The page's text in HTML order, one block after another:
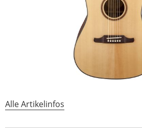
Alle Artikelinfos